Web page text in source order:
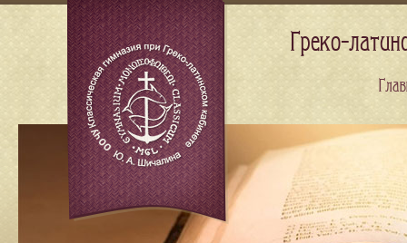
Греко-